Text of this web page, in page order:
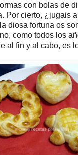
con bolas de
Por cierto, ¿jugais
diosa fortuna os
como todos los
al fin y al cabo, es